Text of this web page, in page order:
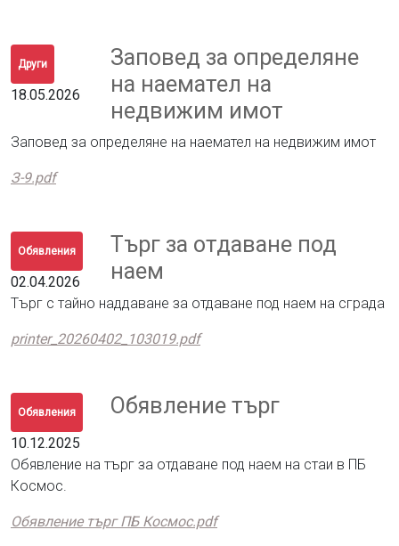
Други
18.05.2026
Заповед за определяне
на наемател на
недвижим имот
Заповед за определяне на наемател на недвижим имот
З-9.pdf
Обявления
02.04.2026
Търг за отдаване под
наем
Търг с тайно наддаване за отдаване под наем на сграда
printer_20260402_103019.pdf
Обявления
10.12.2025
Обявление търг
Обявление на търг за отдаване под наем на стаи в ПБ
Космос.
Обявление търг ПБ Космос.pdf